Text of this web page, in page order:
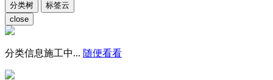
分类树
标签云
close
分类信息施工中... 随便看看